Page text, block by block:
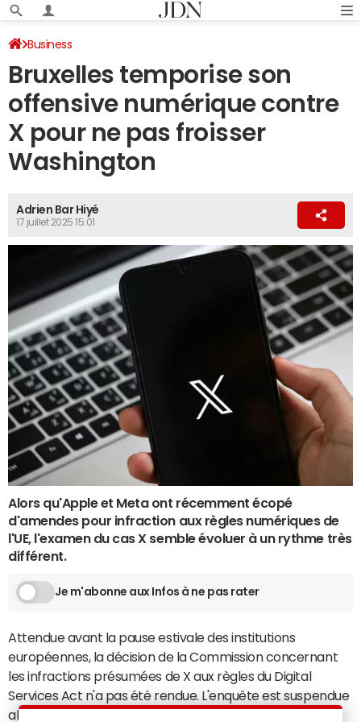
Business
Bruxelles temporise son
offensive numérique contre
X pour ne pas froisser
Washington
Adrien Bar Hiyé
17 juillet 2025 15:01
Alors qu'Apple et Meta ont récemment écopé
d'amendes pour infraction aux règles numériques de
l'UE, l'examen du cas X semble évoluer à un rythme très
différent.
Je m'abonne aux Infos à ne pas rater
Attendue avant la pause estivale des institutions
européennes, la décision de la Commission concernant
les infractions présumées de X aux règles du Digital
Services Act n'a pas été rendue. L'enquête est suspendue
alors que les négociations commerciales entre l'Union